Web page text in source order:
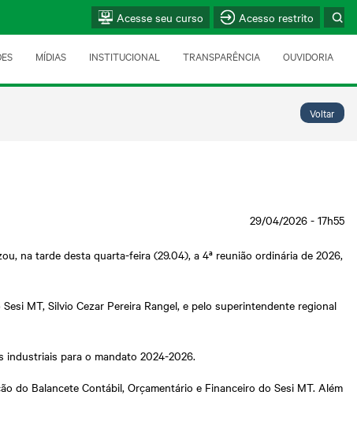
MÍDIAS INSTITUCIONAL TRANSPARÊNCIA OUVIDORIA
Acesse seu curso Acesso restrito
Voltar
29/04/2026 - 17h55
na tarde desta quarta-feira (29.04), a 4ª reunião ordinária de 2026,
MT, Silvio Cezar Pereira Rangel, e pelo superintendente regional
industriais para o mandato 2024-2026.
do Balancete Contábil, Orçamentário e Financeiro do Sesi MT. Além